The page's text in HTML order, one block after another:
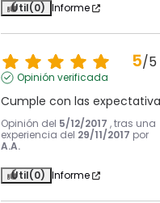
Útil(0) Informe
5/5
Opinión verificada
Cumple con las
Opinión del 5/12/2017 , tras una
experiencia del 29/11/2017 por
A.A.
Útil(0) Informe